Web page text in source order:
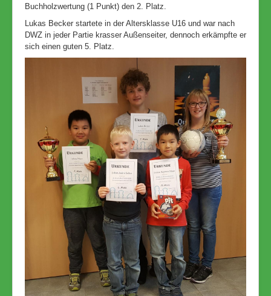
Buchholzwertung (1 Punkt) den 2. Platz.
Lukas Becker startete in der Altersklasse U16 und war nach
DWZ in jeder Partie krasser Außenseiter, dennoch erkämpfte er
sich einen guten 5. Platz.